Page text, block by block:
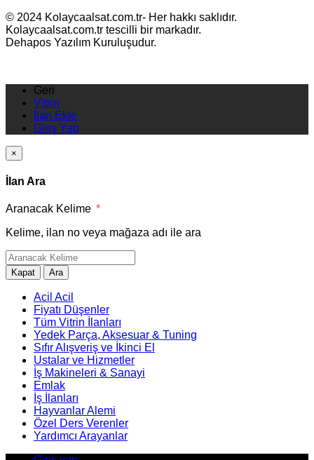
© 2024 Kolaycaalsat.com.tr- Her hakkı saklıdır.
Kolaycaalsat.com.tr tescilli bir markadır.
Dehapos Yazılım Kuruluşudur.
Geri
Vitrin
İlan Ekle
Giriş Yap
×
İlan Ara
Aranacak Kelime *
Kelime, ilan no veya mağaza adı ile ara
Kapat Ara
Acil Acil
Fiyatı Düşenler
Tüm Vitrin İlanları
Yedek Parça, Aksesuar & Tuning
Sıfır Alışveriş ve İkinci El
Ustalar ve Hizmetler
İş Makineleri & Sanayi
Emlak
İş İlanları
Hayvanlar Alemi
Özel Ders Verenler
Yardımcı Arayanlar